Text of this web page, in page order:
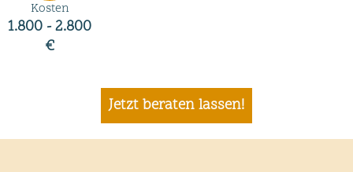
Kosten
1.800 - 2.800
€
Jetzt beraten lassen!